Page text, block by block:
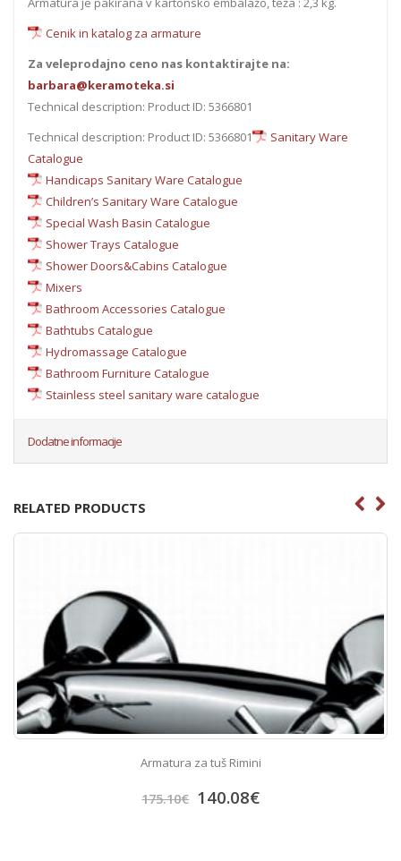
Cenik in katalog za armature
Za veleprodajno ceno nas kontaktirajte na:
barbara@keramoteka.si
Technical description: Product ID: 5366801
Technical description: Product ID: 5366801
Sanitary Ware
Catalogue
Handicaps Sanitary Ware Catalogue
Children’s Sanitary Ware Catalogue
Special Wash Basin Catalogue
Shower Trays Catalogue
Shower Doors&Cabins Catalogue
Mixers
Bathroom Accessories Catalogue
Bathtubs Catalogue
Hydromassage Catalogue
Bathroom Furniture Catalogue
Stainless steel sanitary ware catalogue
Dodatne informacije
RELATED PRODUCTS
Armatura za tuš Rimini
175.10€ 140.08€